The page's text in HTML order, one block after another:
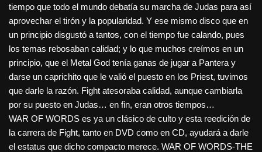
tiempo que todo el mundo debatía su marcha de Judas para así
aprovechar el tirón y la popularidad. Y ese mismo disco que en
un principio disgustó a tantos, con el tiempo fue calando, pues
los temas rebosaban calidad; y lo que muchos creímos en un
principio, que el Metal God tenía ganas de jugar a Pantera y
darse un caprichito que le valió el puesto en los Priest, tuvimos
que darle la razón. Fight atesoraba calidad, aunque cambiarla
por su puesto en Judas… en fin, eran otros tiempos…
WAR OF WORDS es ya un clásico de culto y esta reedición de
la carrera de Fight, tanto en DVD como en CD, ayudará a darle
el estatus que dicho compacto merece. WAR OF WORDS-THE